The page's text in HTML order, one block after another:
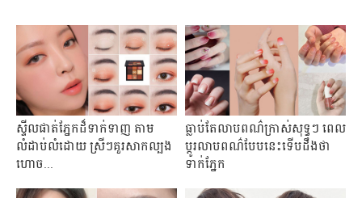
ស្ទីល​ផាត់​ភ្នែក​ដ៏​ទាក់​ទាញ​ តាម​
លំដាប់​លំដោយ ស្រីៗ​គួរ​សាក​ល្បង​
ហោច​...
ធ្លាប់តែលាបពណ៌ក្រាស់សុទ្ធៗ ពេល
ប្តូរលាបពណ៌បែបនេះទើបដឹងថា
ទាក់ភ្នែក